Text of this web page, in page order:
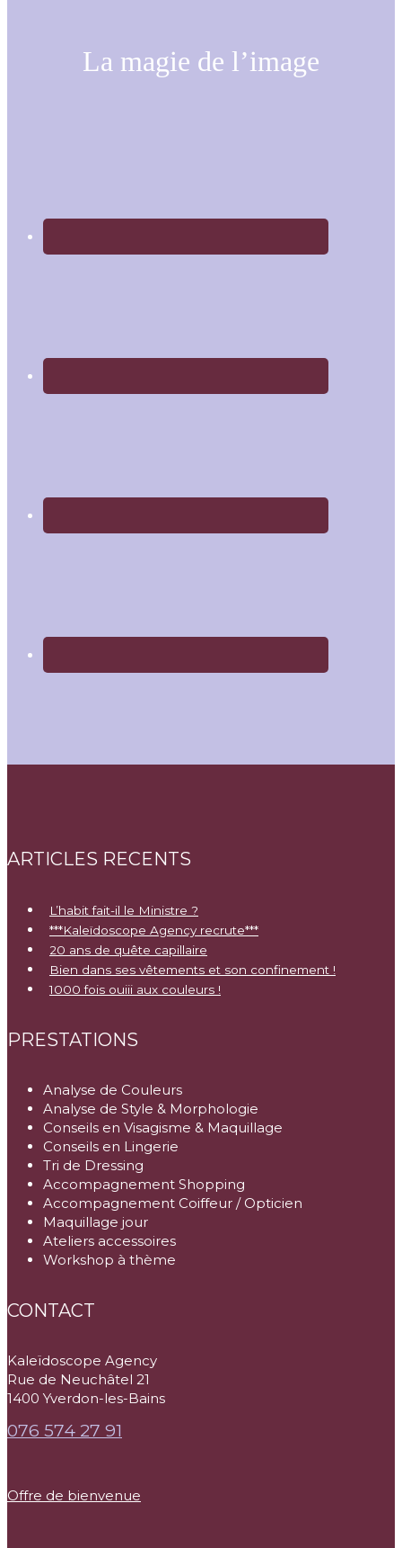
La magie de l’image
ARTICLES RECENTS
L’habit fait-il le Ministre ?
***Kaleïdoscope Agency recrute***
20 ans de quête capillaire
Bien dans ses vêtements et son confinement !
1000 fois ouiii aux couleurs !
PRESTATIONS
Analyse de Couleurs
Analyse de Style & Morphologie
Conseils en Visagisme & Maquillage
Conseils en Lingerie
Tri de Dressing
Accompagnement Shopping
Accompagnement Coiffeur / Opticien
Maquillage jour
Ateliers accessoires
Workshop à thème
CONTACT
Kaleïdoscope Agency
Rue de Neuchâtel 21
1400 Yverdon-les-Bains
076 574 27 91
Offre de bienvenue